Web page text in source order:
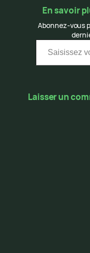
En savoir
Abonnez-vous
Saisissez votre adresse e-mail…
Laisser un